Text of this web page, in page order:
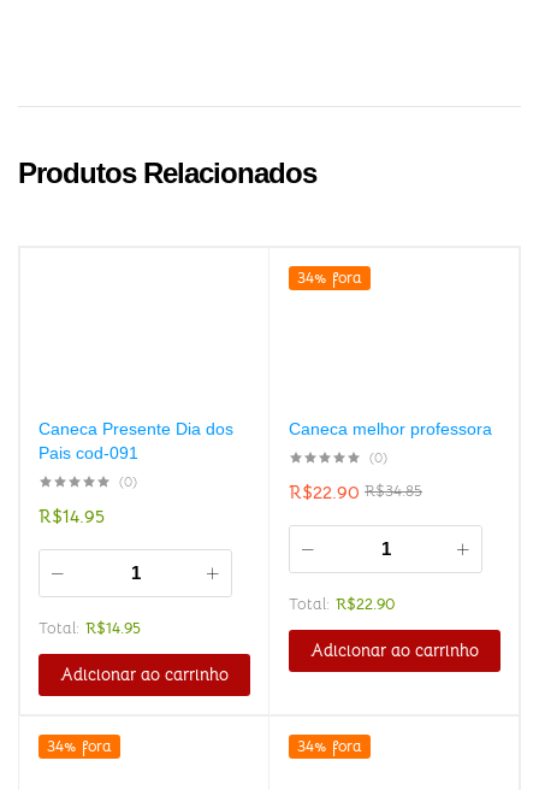
Produtos Relacionados
Caneca Presente Dia dos
Pais cod-091
(0)
R$14.95
Total: R$14.95
Adicionar ao carrinho
34% fora
Caneca melhor professora
(0)
R$34.85
R$22.90
Total: R$22.90
Adicionar ao carrinho
34% fora 34% fora